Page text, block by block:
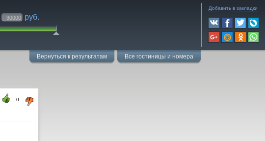
Добавить в закладки
руб.
Вернуться к результатам Все гостиницы и номера
0